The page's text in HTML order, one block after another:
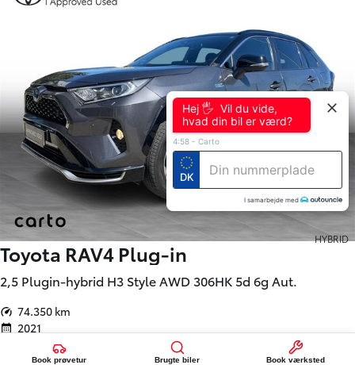
Book prøvetur Brugte biler Book værksted
HYBRID
Toyota RAV4 Plug-in
2,5 Plugin-hybrid H3 Style AWD 306HK 5d 6g Aut.
74.350 km
2021
Plug-in hybrid (Benzin / El)
Holbæk
Hej 🖐 Vil du vide,
hvad din bil er værd?
4:58 - Carto
DK
I samarbejde med